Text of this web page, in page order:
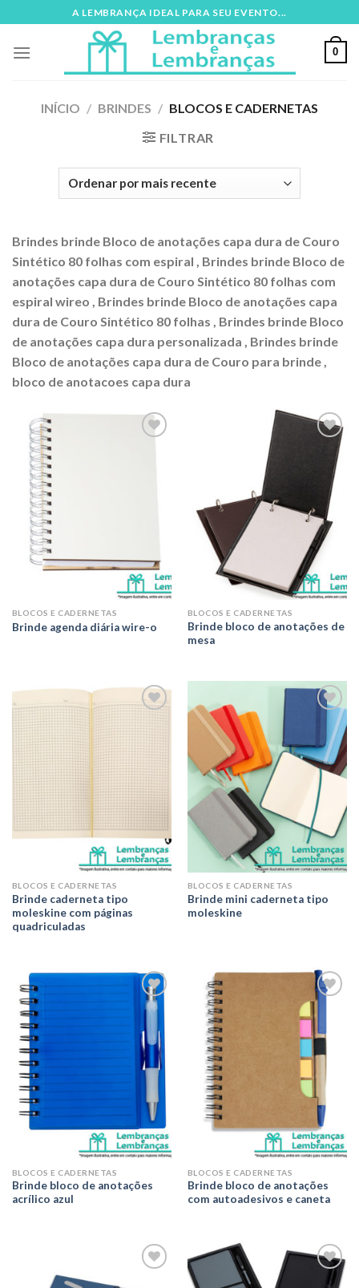
to
content
A LEMBRANÇA IDEAL PARA SEU EVENTO...
0
INÍCIO / BRINDES / BLOCOS E CADERNETAS
FILTRAR
Brindes brinde Bloco de anotações capa dura de Couro
Sintético 80 folhas com espiral , Brindes brinde Bloco de
anotações capa dura de Couro Sintético 80 folhas com
espiral wireo , Brindes brinde Bloco de anotações capa
dura de Couro Sintético 80 folhas , Brindes brinde Bloco
de anotações capa dura personalizada , Brindes brinde
Bloco de anotações capa dura de Couro para brinde ,
bloco de anotacoes capa dura
BLOCOS E CADERNETAS
Brinde agenda diária wire-o
Adicionar
aos meus
desejos
BLOCOS E CADERNETAS
Brinde bloco de anotações de
mesa
BLOCOS E CADERNETAS
Brinde caderneta tipo
moleskine com páginas
quadriculadas
Adicionar
aos meus
desejos
BLOCOS E CADERNETAS
Brinde mini caderneta tipo
moleskine
Adicionar
aos meus
desejos
BLOCOS E CADERNETAS
Brinde bloco de anotações
acrílico azul
Adicionar
aos meus
desejos
BLOCOS E CADERNETAS
Brinde bloco de anotações
com autoadesivos e caneta
Adicionar